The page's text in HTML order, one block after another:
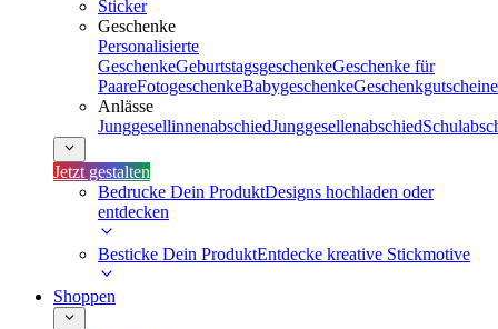
Sticker
Geschenke
Personalisierte
GeschenkeGeburtstagsgeschenkeGeschenke für
PaareFotogeschenkeBabygeschenkeGeschenkgutscheine
Anlässe
JunggesellinnenabschiedJunggesellenabschied
Jetzt gestalten
Bedrucke Dein ProduktDesigns hochladen oder
entdecken
Besticke Dein ProduktEntdecke kreative Stickmotive
Shoppen